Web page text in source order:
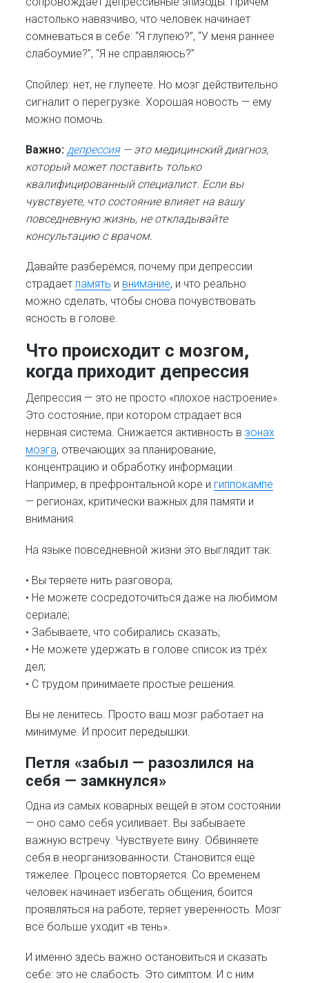
настолько навязчиво, что человек начинает
сомневаться в себе: “Я глупею?”, “У меня раннее
слабоумие?”, “Я не справляюсь?”
Спойлер: нет, не глупеете. Но мозг действительно
сигналит о перегрузке. Хорошая новость — ему
можно помочь.
Важно: депрессия— это медицинский диагноз,
который может поставить только
квалифицированный специалист. Если вы
чувствуете, что состояние влияет на вашу
повседневную жизнь, не откладывайте
консультацию с врачом.
Давайте разберёмся, почему при депрессии
страдает память и внимание, и что реально
можно сделать, чтобы снова почувствовать
ясность в голове.
Что происходит с мозгом,
когда приходит депрессия
Депрессия — это не просто «плохое настроение».
Это состояние, при котором страдает вся
нервная система. Снижается активность взонах
мозга, отвечающих за планирование,
концентрацию и обработку информации.
Например, в префронтальной коре и гиппокампе
— регионах, критически важных для памяти и
внимания.
На языке повседневной жизни это выглядит так:
• Вы теряете нить разговора;
• Не можете сосредоточиться даже на любимом
сериале;
• Забываете, что собирались сказать;
• Не можете удержать в голове список из трёх
дел;
• С трудом принимаете простые решения.
Вы не ленитесь. Просто ваш мозг работает на
минимуме. И просит передышки.
Петля «забыл — разозлился на
себя — замкнулся»
Одна из самых коварных вещей в этом состоянии
— оно само себя усиливает. Вы забываете
важную встречу. Чувствуете вину. Обвиняете
себя в неорганизованности. Становится ещё
тяжелее. Процесс повторяется. Со временем
человек начинает избегать общения, боится
проявляться на работе, теряет уверенность. Мозг
всё больше уходит «в тень».
И именно здесь важно остановиться и сказать
себе: это не слабость. Это симптом. И с ним